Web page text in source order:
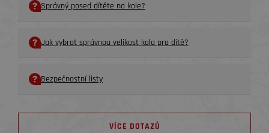
Správný posed dítěte na kole?
Jak vybrat správnou velikost kola pro dítě?
Bezpečnostní listy
VÍCE DOTAZŮ